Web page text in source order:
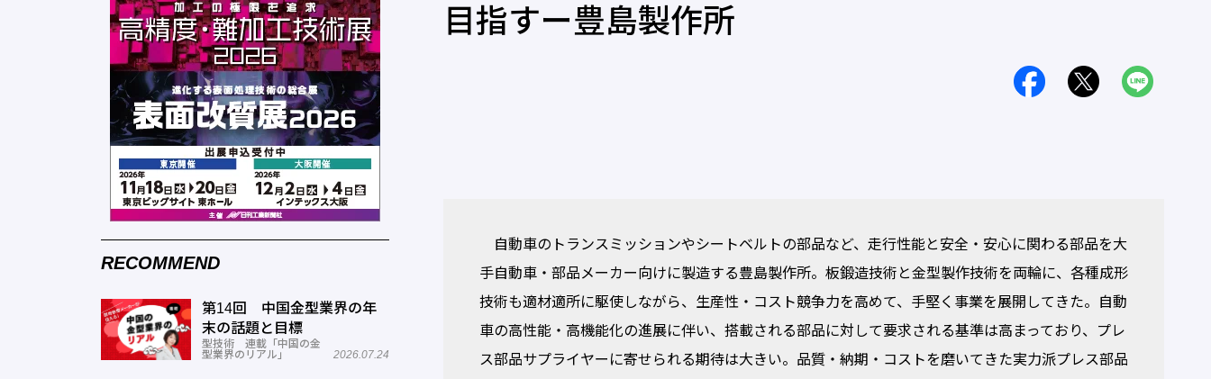
目指すー豊島製作所
自動車のトランスミッションやシートベルトの部品など、走行性能と安全・安心に関わる部品を大
手自動車・部品メーカー向けに製造する豊島製作所。板鍛造技術と金型製作技術を両輪に、各種成形
技術も適材適所に駆使しながら、生産性・コスト競争力を高めて、手堅く事業を展開してきた。自動
車の高性能・高機能化の進展に伴い、搭載される部品に対して要求される基準は高まっており、プレ
ス部品サプライヤーに寄せられる期待は大きい。品質・納期・コストを磨いてきた実力派プレス部品
RECOMMEND
第14回 中国金型業界の年
末の話題と目標
型技術 連載「中国の金
型業界のリアル」
2026.07.24